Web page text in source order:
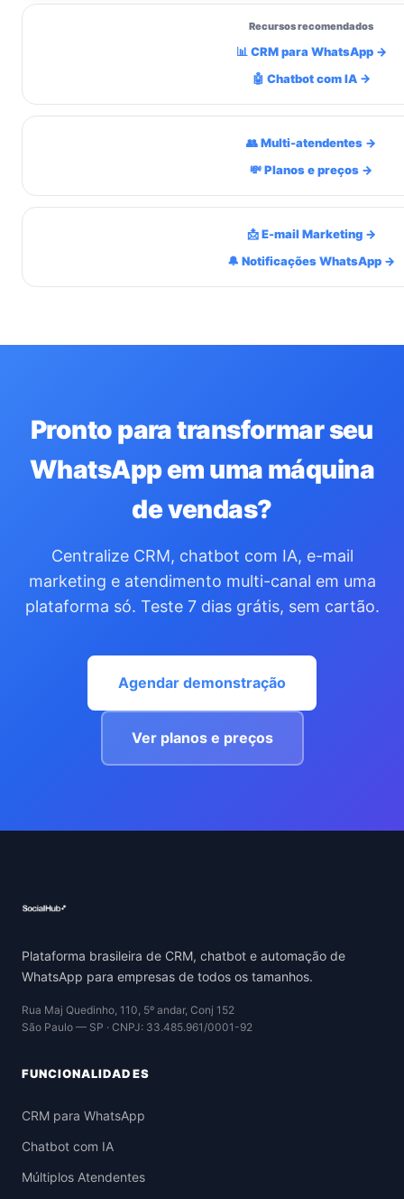
Recursos recomendados
📊 CRM para WhatsApp →
🤖 Chatbot com IA →
👥 Multi-atendentes →
💸 Planos e preços →
📩 E-mail Marketing →
🔔 Notificações WhatsApp →
Pronto para transformar seu
WhatsApp em uma máquina
de vendas?
Centralize CRM, chatbot com IA, e-mail
marketing e atendimento multi-canal em uma
plataforma só. Teste 7 dias grátis, sem cartão.
Agendar demonstração
Ver planos e preços
Plataforma brasileira de CRM, chatbot e automação de
WhatsApp para empresas de todos os tamanhos.
Rua Maj Quedinho, 110, 5º andar, Conj 152
São Paulo — SP · CNPJ: 33.485.961/0001-92
FUNCIONALIDADES
CRM para WhatsApp
Chatbot com IA
Múltiplos Atendentes